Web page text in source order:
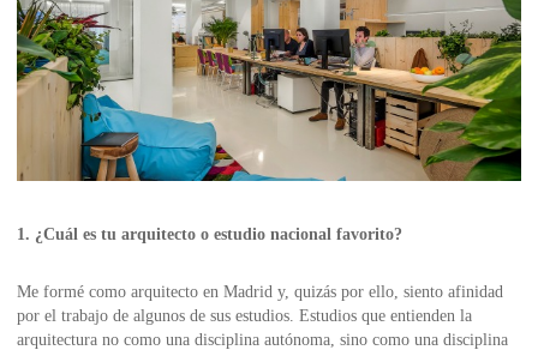
1. ¿Cuál es tu arquitecto o estudio nacional favorito?
Me formé como arquitecto en Madrid y, quizás por ello, siento afinidad
por el trabajo de algunos de sus estudios. Estudios que entienden la
arquitectura no como una disciplina autónoma, sino como una disciplina